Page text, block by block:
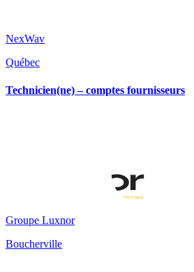
NexWav
Québec
Technicien(ne) – comptes fournisseurs
Groupe Luxnor
Boucherville